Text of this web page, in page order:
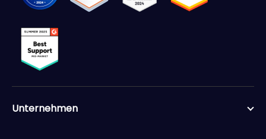
Unternehmen